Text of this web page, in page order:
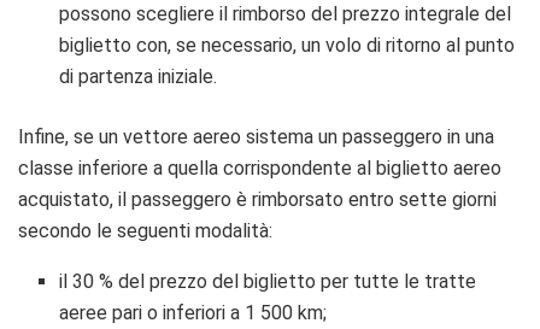
possono scegliere il rimborso del prezzo integrale del
biglietto con, se necessario, un volo di ritorno al punto
di partenza iniziale.
Infine, se un vettore aereo sistema un passeggero in una
classe inferiore a quella corrispondente al biglietto aereo
acquistato, il passeggero è rimborsato entro sette giorni
secondo le seguenti modalità:
il 30 % del prezzo del biglietto per tutte le tratte
aeree pari o inferiori a 1 500 km;